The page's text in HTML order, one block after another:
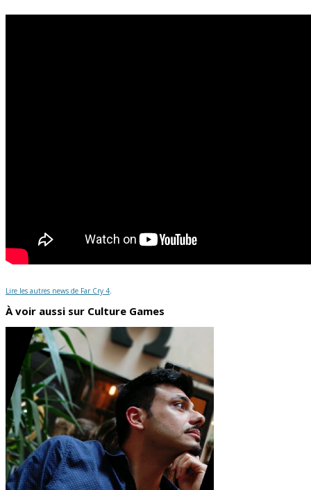
Lire les autres news de Far Cry 4.
À voir aussi sur Culture Games